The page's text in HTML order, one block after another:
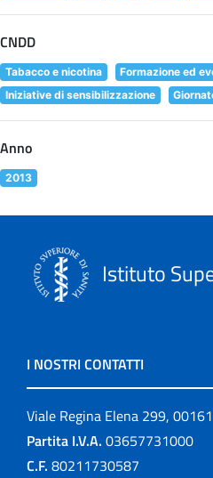
CNDD
Tabacco e nicotina
Formazione ed
Iniziative di sensibilizzazione
Anno
2013
Istituto
I NOSTRI CONTATTI
Viale Regina Elena 299,
Partita I.V.A. 03657731000
C.F. 80211730587